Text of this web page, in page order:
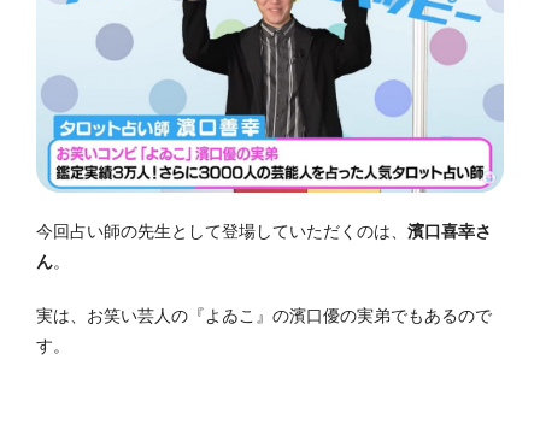
今回占い師の先生として登場していただくのは、 濱口喜幸さ
ん。
実は、お笑い芸人の『よゐこ』の濱口優の実弟でもあるので
す。